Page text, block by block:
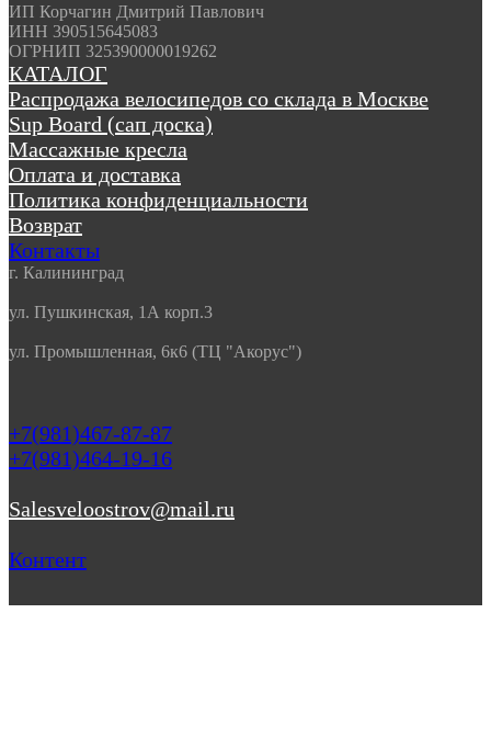
ИП Корчагин Дмитрий Павлович
ИНН 390515645083
ОГРНИП 325390000019262
КАТАЛОГ
Распродажа велосипедов со склада в Москве
Sup Board (сап доска)
Массажные кресла
Оплата и доставка
Политика конфиденциальности
Возврат
Контакты
г. Калининград
ул. Пушкинская, 1А корп.3
ул. Промышленная, 6к6 (ТЦ "Акорус")
+7(981)467-87-87
+7(981)464-19-16
Salesveloostrov@mail.ru
Контент